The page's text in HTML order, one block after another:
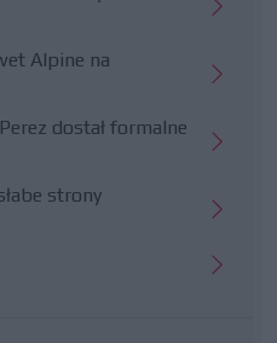
Alpine na
dostał formalne
strony